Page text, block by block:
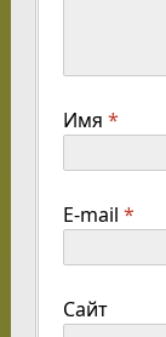
Имя *
E-mail *
Сайт